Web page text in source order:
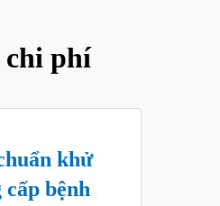
chi phí
khử
bệnh